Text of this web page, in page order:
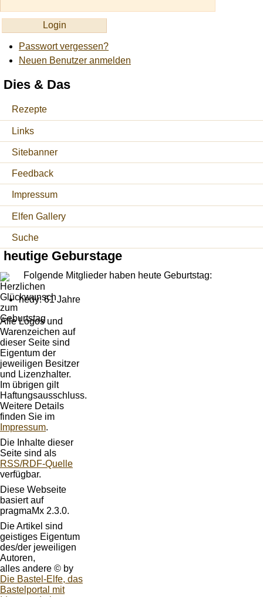
Passwort vergessen?
Neuen Benutzer anmelden
Dies & Das
Rezepte
Links
Sitebanner
Feedback
Impressum
Elfen Gallery
Suche
heutige Geburstage
Folgende Mitglieder haben heute Geburtstag:
hedy: 61 Jahre
Alle Logos und
Warenzeichen auf
dieser Seite sind
Eigentum der
jeweiligen Besitzer
und Lizenzhalter.
Im übrigen gilt
Haftungsausschluss.
Weitere Details
finden Sie im
Impressum.
Die Inhalte dieser
Seite sind als
RSS/RDF-Quelle
verfügbar.
Diese Webseite
basiert auf
pragmaMx 2.3.0.
Die Artikel sind
geistiges Eigentum
des/der jeweiligen
Autoren,
alles andere © by
Die Bastel-Elfe, das
Bastelportal mit